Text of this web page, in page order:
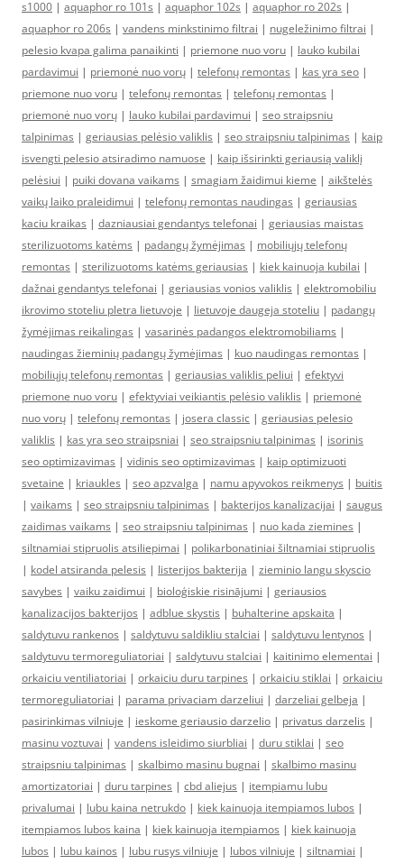
s1000 | aquaphor ro 101s | aquaphor 102s | aquaphor ro 202s |
aquaphor ro 206s | vandens minkstinimo filtrai | nugeležinimo filtrai |
pelesio kvapa galima panaikinti | priemone nuo voru | lauko kubilai
pardavimui | priemonė nuo vorų | telefonų remontas | kas yra seo |
priemone nuo voru | telefonų remontas | telefonų remontas |
priemonė nuo vorų | lauko kubilai pardavimui | seo straipsniu
talpinimas | geriausias pelėsio valiklis | seo straipsniu talpinimas | kaip
isvengti pelesio atsiradimo namuose | kaip išsirinkti geriausią valiklį
pelėsiui | puiki dovana vaikams | smagiam žaidimui kieme | aikštelės
vaikų laiko praleidimui | telefonų remontas naudingas | geriausias
kaciu kraikas | dazniausiai gendantys telefonai | geriausias maistas
sterilizuotoms katėms | padangų žymėjimas | mobiliųjų telefonų
remontas | sterilizuotoms katėms geriausias | kiek kainuoja kubilai |
dažnai gendantys telefonai | geriausias vonios valiklis | elektromobiliu
ikrovimo stoteliu pletra lietuvoje | lietuvoje daugeja stoteliu | padangų
žymėjimas reikalingas | vasarinės padangos elektromobiliams |
naudingas žieminių padangų žymėjimas | kuo naudingas remontas |
mobiliųjų telefonų remontas | geriausias valiklis peliui | efektyvi
priemone nuo voru | efektyviai veikiantis pelėsio valiklis | priemonė
nuo vorų | telefonų remontas | josera classic | geriausias pelesio
valiklis | kas yra seo straipsniai | seo straipsniu talpinimas | isorinis
seo optimizavimas | vidinis seo optimizavimas | kaip optimizuoti
svetaine | kriaukles | seo apzvalga | namu apyvokos reikmenys | buitis
| vaikams | seo straipsniu talpinimas | bakterijos kanalizacijai | saugus
zaidimas vaikams | seo straipsniu talpinimas | nuo kada ziemines |
siltnamiai stipruolis atsiliepimai | polikarbonatiniai šiltnamiai stipruolis
| kodel atsiranda pelesis | listerijos bakterija | zieminio langu skyscio
savybes | vaiku zaidimui | bioloģiskie risinājumi | geriausios
kanalizacijos bakterijos | adblue skystis | buhalterine apskaita |
saldytuvu rankenos | saldytuvu saldikliu stalciai | saldytuvu lentynos |
saldytuvu termoreguliatoriai | saldytuvu stalciai | kaitinimo elementai |
orkaiciu ventiliatoriai | orkaiciu duru tarpines | orkaiciu stiklai | orkaiciu
termoreguliatoriai | parama privaciam darzeliui | darzeliai gelbeja |
pasirinkimas vilniuje | ieskome geriausio darzelio | privatus darzelis |
masinu voztuvai | vandens isleidimo siurbliai | duru stiklai | seo
straipsniu talpinimas | skalbimo masinu bugnai | skalbimo masinu
amortizatoriai | duru tarpines | cbd aliejus | itempiamu lubu
privalumai | lubu kaina netrukdo | kiek kainuoja itempiamos lubos |
itempiamos lubos kaina | kiek kainuoja itempiamos | kiek kainuoja
lubos | lubu kainos | lubu rusys vilniuje | lubos vilniuje | siltnamiai |